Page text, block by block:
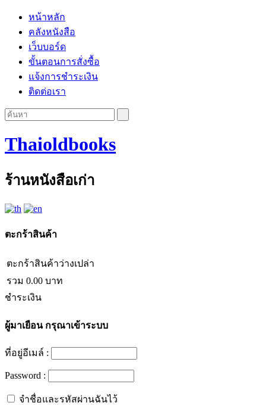
หน้าหลัก
คลังหนังสือ
เว็บบอร์ด
ขั้นตอนการสั่งซื้อ
แจ้งการชำระเงิน
ติดต่อเรา
Thaioldbooks
ร้านหนังสือเก่า
ตะกร้าสินค้า
ตะกร้าสินค้าว่างเปล่า
รวม 0.00 บาท
ชำระเงิน
ผู้มาเยือนกรุณาเข้าระบบ
ที่อยู่อีเมล์ :
Password :
จำชื่อและรหัสผ่านฉันไว้